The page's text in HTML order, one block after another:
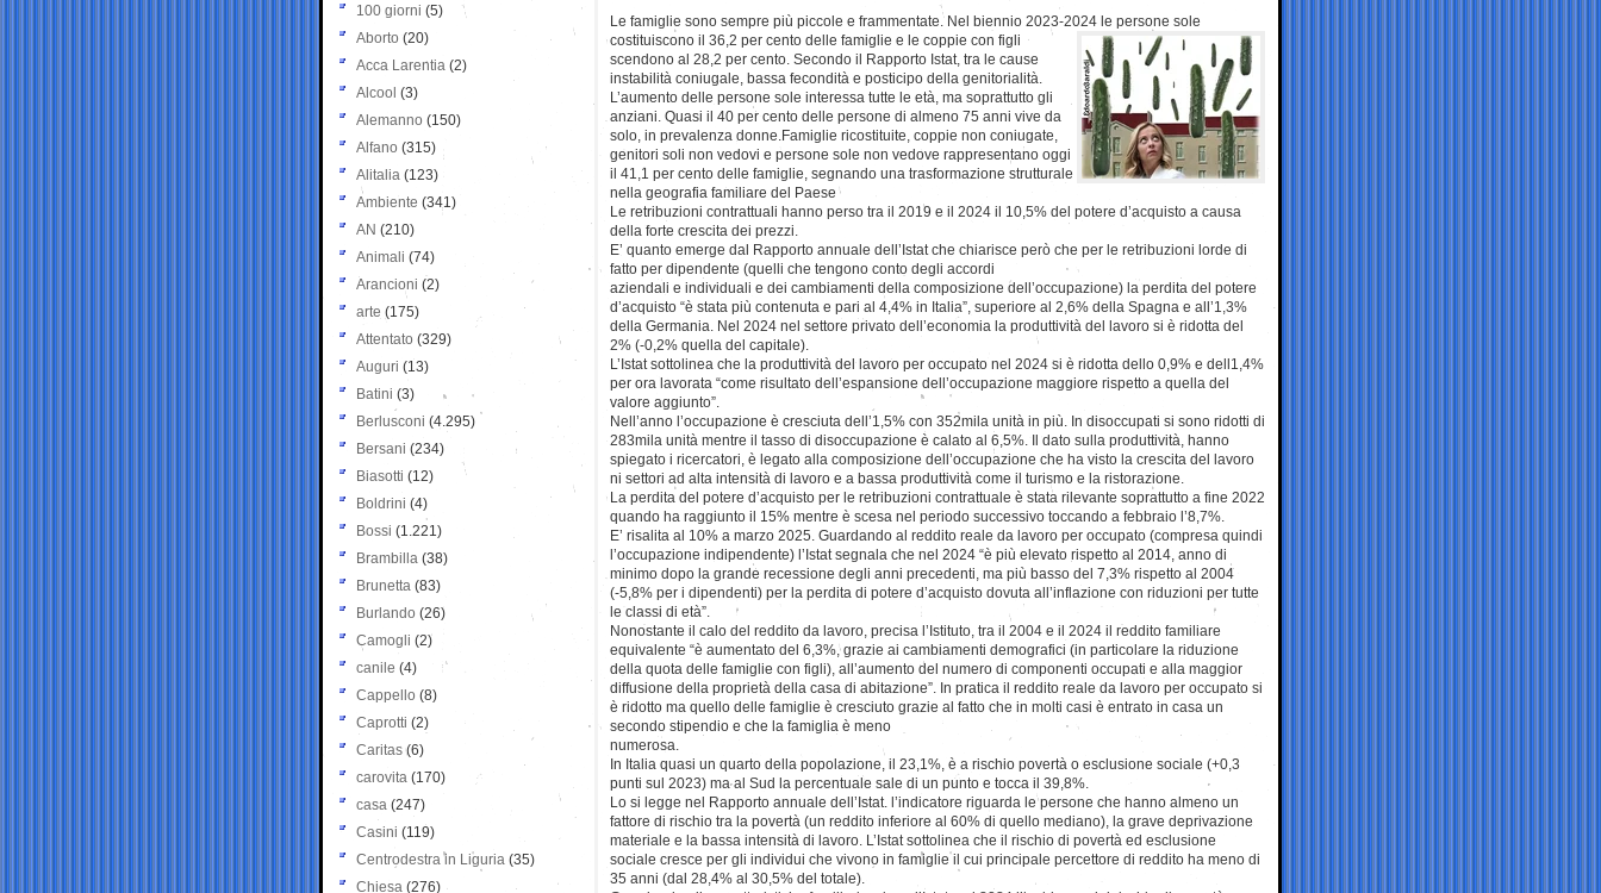
Le famiglie sono sempre più piccole e frammentate. Nel biennio 2023-2024 le persone sole
costituiscono il 36,2 per cento delle famiglie e le coppie con figli
scendono al 28,2 per cento. Secondo il Rapporto Istat, tra le cause
instabilità coniugale, bassa fecondità e posticipo della genitorialità.
L’aumento delle persone sole interessa tutte le età, ma soprattutto gli
anziani. Quasi il 40 per cento delle persone di almeno 75 anni vive da
solo, in prevalenza donne.Famiglie ricostituite, coppie non coniugate,
genitori soli non vedovi e persone sole non vedove rappresentano oggi
il 41,1 per cento delle famiglie, segnando una trasformazione strutturale
nella geografia familiare del Paese
Le retribuzioni contrattuali hanno perso tra il 2019 e il 2024 il 10,5% del potere d’acquisto a causa
della forte crescita dei prezzi.
E’ quanto emerge dal Rapporto annuale dell’Istat che chiarisce però che per le retribuzioni lorde di
fatto per dipendente (quelli che tengono conto degli accordi
aziendali e individuali e dei cambiamenti della composizione dell’occupazione) la perdita del potere
d’acquisto “è stata più contenuta e pari al 4,4% in Italia”, superiore al 2,6% della Spagna e all’1,3%
della Germania. Nel 2024 nel settore privato dell’economia la produttività del lavoro si è ridotta del
2% (-0,2% quella del capitale).
L’Istat sottolinea che la produttività del lavoro per occupato nel 2024 si è ridotta dello 0,9% e dell1,4%
per ora lavorata “come risultato dell’espansione dell’occupazione maggiore rispetto a quella del
valore aggiunto”.
Nell’anno l’occupazione è cresciuta dell’1,5% con 352mila unità in più. In disoccupati si sono ridotti di
283mila unità mentre il tasso di disoccupazione è calato al 6,5%. Il dato sulla produttività, hanno
spiegato i ricercatori, è legato alla composizione dell’occupazione che ha visto la crescita del lavoro
ni settori ad alta intensità di lavoro e a bassa produttività come il turismo e la ristorazione.
La perdita del potere d’acquisto per le retribuzioni contrattuale è stata rilevante soprattutto a fine 2022
quando ha raggiunto il 15% mentre è scesa nel periodo successivo toccando a febbraio l’8,7%.
E’ risalita al 10% a marzo 2025. Guardando al reddito reale da lavoro per occupato (compresa quindi
l’occupazione indipendente) l’Istat segnala che nel 2024 “è più elevato rispetto al 2014, anno di
minimo dopo la grande recessione degli anni precedenti, ma più basso del 7,3% rispetto al 2004
(-5,8% per i dipendenti) per la perdita di potere d’acquisto dovuta all’inflazione con riduzioni per tutte
le classi di età”.
Nonostante il calo del reddito da lavoro, precisa l’Istituto, tra il 2004 e il 2024 il reddito familiare
equivalente “è aumentato del 6,3%, grazie ai cambiamenti demografici (in particolare la riduzione
della quota delle famiglie con figli), all’aumento del numero di componenti occupati e alla maggior
diffusione della proprietà della casa di abitazione”. In pratica il reddito reale da lavoro per occupato si
è ridotto ma quello delle famiglie è cresciuto grazie al fatto che in molti casi è entrato in casa un
secondo stipendio e che la famiglia è meno
numerosa.
In Italia quasi un quarto della popolazione, il 23,1%, è a rischio povertà o esclusione sociale (+0,3
punti sul 2023) ma al Sud la percentuale sale di un punto e tocca il 39,8%.
Lo si legge nel Rapporto annuale dell’Istat. l’indicatore riguarda le persone che hanno almeno un
fattore di rischio tra la povertà (un reddito inferiore al 60% di quello mediano), la grave deprivazione
materiale e la bassa intensità di lavoro. L’Istat sottolinea che il rischio di povertà ed esclusione
sociale cresce per gli individui che vivono in famiglie il cui principale percettore di reddito ha meno di
35 anni (dal 28,4% al 30,5% del totale).
100 giorni (5)
Aborto (20)
Acca Larentia (2)
Alcool (3)
Alemanno (150)
Alfano (315)
Alitalia (123)
Ambiente (341)
AN (210)
Animali (74)
Arancioni (2)
arte (175)
Attentato (329)
Auguri (13)
Batini (3)
Berlusconi (4.295)
Bersani (234)
Biasotti (12)
Boldrini (4)
Bossi (1.221)
Brambilla (38)
Brunetta (83)
Burlando (26)
Camogli (2)
canile (4)
Cappello (8)
Caprotti (2)
Caritas (6)
carovita (170)
casa (247)
Casini (119)
Centrodestra in Liguria (35)
Chiesa (276)